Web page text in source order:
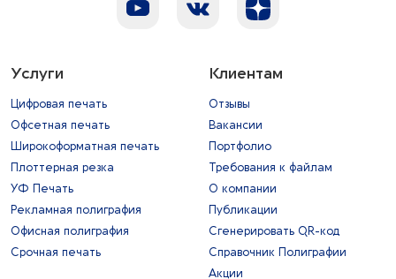
Услуги
Цифровая печать
Офсетная печать
Широкоформатная печать
Плоттерная резка
УФ Печать
Рекламная полиграфия
Офисная полиграфия
Срочная печать
Клиентам
Отзывы
Вакансии
Портфолио
Требования к файлам
О компании
Публикации
Сгенерировать QR-код
Справочник Полиграфии
Акции